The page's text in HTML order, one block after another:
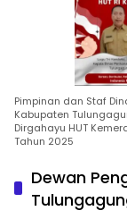
Pimpinan dan Staf
Kabupaten
Dirgahayu HUT
Tahun 2025
Dewan